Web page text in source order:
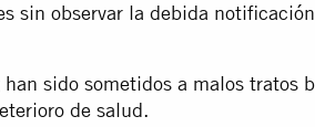
sin observar la debida
sido sometidos a malos tratos
de salud.